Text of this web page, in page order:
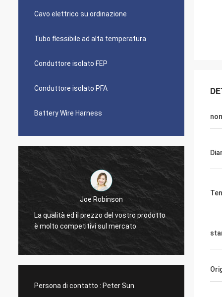
Cavo elettrico su ordinazione
Tubo flessibile ad alta temperatura
Conduttore isolato FEP
Conduttore isolato PFA
Battery Wire Harness
Diego Cuellar
Le vostre merci di qualità superiore sono
paragonate a quelle di altri produttori.
Persona di contatto : Peter Sun